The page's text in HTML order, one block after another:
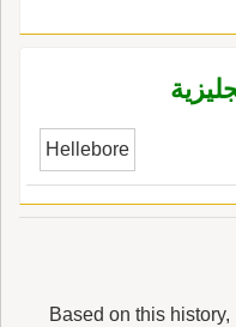
Hellebore
Based on this history,